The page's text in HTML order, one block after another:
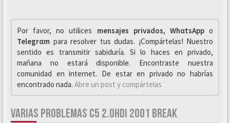
Por favor, no utilices mensajes privados, WhαtsAppo
Telegrαm para resolver tus dudas. ¡Compártelas! Nuestro
sentido es transmitir sabiduría. Si lo haces en privado,
mañana no estará disponible. Encontraste nuestra
comunidad en internet. De estar en privado no habrías
encontrado nada. Abre un post y compártelas
VARIAS PROBLEMAS C5 2.0HDI 2001 BREAK